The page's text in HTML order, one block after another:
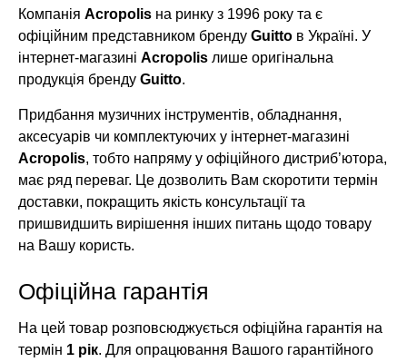
Компанія Acropolis на ринку з 1996 року та є
офіційним представником бренду Guitto в Україні. У
інтернет-магазині Acropolis лише оригінальна
продукція бренду Guitto.
Придбання музичних інструментів, обладнання,
аксесуарів чи комплектуючих у інтернет-магазині
Acropolis, тобто напряму у офіційного дистриб’ютора,
має ряд переваг. Це дозволить Вам скоротити термін
доставки, покращить якість консультації та
пришвидшить вирішення інших питань щодо товару
на Вашу користь.
Офіційна гарантія
На цей товар розповсюджується офіційна гарантія на
термін 1 рік. Для опрацювання Вашого гарантійного